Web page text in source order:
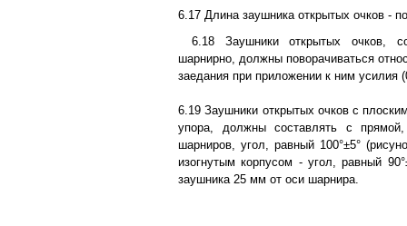
6.17 Длина заушника открытых очков -
6.18 Заушники открытых очков,
шарнирно, должны поворачиваться
заедания при приложении к ним усилия
6.19 Заушники открытых очков с
упора, должны составлять с
шарниров, угол, равный 100°±5°
изогнутым корпусом - угол, равный
заушника 25 мм от оси шарнира.